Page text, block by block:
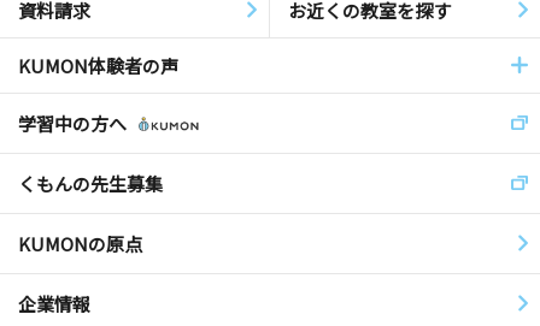
資料請求 お近くの教室を探す
KUMON体験者の声
学習中の方へ
くもんの先生募集
KUMONの原点
企業情報